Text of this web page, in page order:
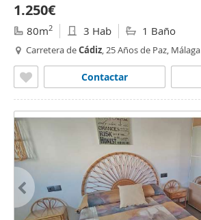
1.250€
80m2 3 Hab 1 Baño
Carretera deCádiz, 25 Años de Paz, Málaga
Contactar